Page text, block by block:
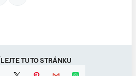
TUTO STRÁNKU